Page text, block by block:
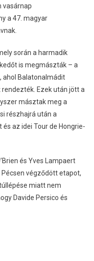
vasárnap
a 47. magyar
során a harmadik
is megmászták – a
ahol Balatonalmádit
Ezek után jött a
másztak meg a
részhajrá után a
az idei Tour de Hongrie-
és Yves Lampaert
végződött etapot,
miatt nem
Davide Persico és